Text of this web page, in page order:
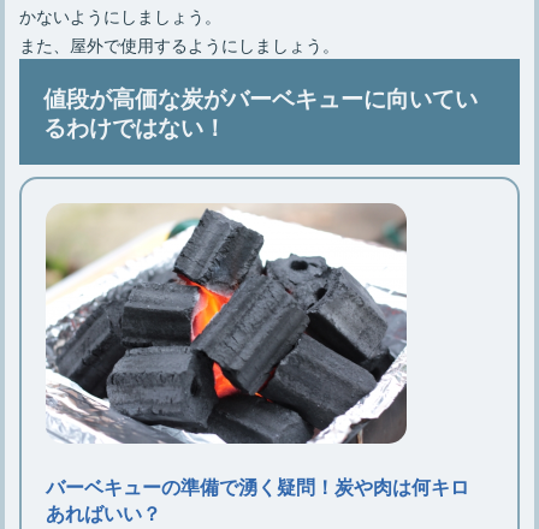
かないようにしましょう。
また、屋外で使用するようにしましょう。
値段が高価な炭がバーベキューに向いてい
るわけではない！
バーベキューの準備で湧く疑問！炭や肉は何キロ
あればいい？